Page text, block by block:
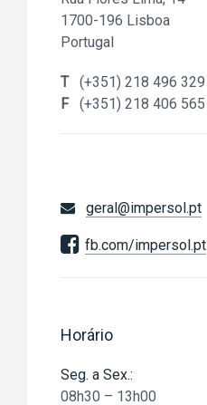
1700-196 Lisboa
Portugal
T (+351) 218 496 329
F (+351) 218 406 565
geral@impersol.pt
fb.com/impersol.pt
Horário
Seg. a Sex.:
08h30 – 13h00